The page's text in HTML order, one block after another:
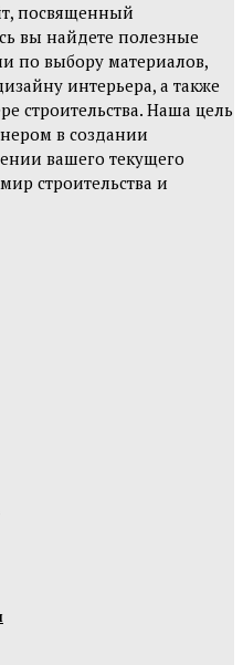
посвященный
вы найдете полезные
по выбору материалов,
интерьера, а также
строительства. Наша цель
в создании
вашего текущего
строительства и